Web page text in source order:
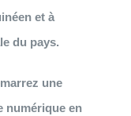
et à
du pays.
une
numérique en